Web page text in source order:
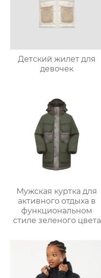
Детский жилет для
девочек
Мужская куртка для
активного отдыха в
функциональном
стиле зеленого цвета